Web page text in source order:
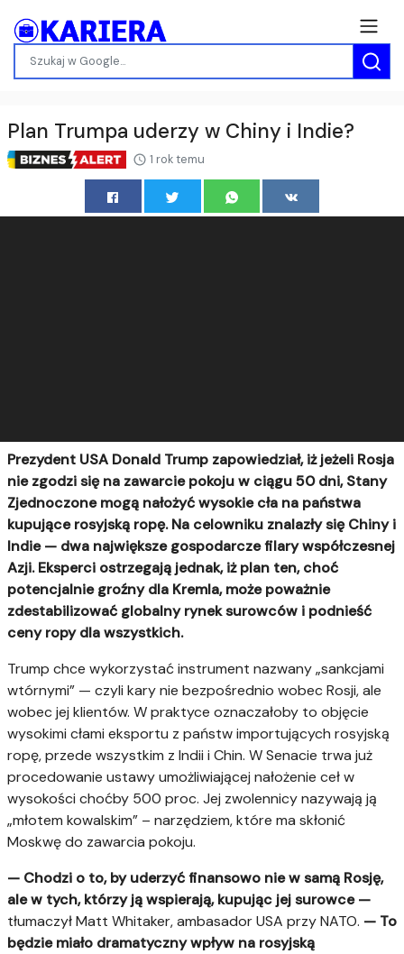
Plan Trumpa uderzy w Chiny i Indie?
1 rok temu
Prezydent USA Donald Trump zapowiedział, iż jeżeli Rosja
nie zgodzi się na zawarcie pokoju w ciągu 50 dni, Stany
Zjednoczone mogą nałożyć wysokie cła na państwa
kupujące rosyjską ropę. Na celowniku znalazły się Chiny i
Indie — dwa największe gospodarcze filary współczesnej
Azji. Eksperci ostrzegają jednak, iż plan ten, choć
potencjalnie groźny dla Kremla, może poważnie
zdestabilizować globalny rynek surowców i podnieść
ceny ropy dla wszystkich.
Trump chce wykorzystać instrument nazwany „sankcjami
wtórnymi” — czyli kary nie bezpośrednio wobec Rosji, ale
wobec jej klientów. W praktyce oznaczałoby to objęcie
wysokimi cłami eksportu z państw importujących rosyjską
ropę, przede wszystkim z Indii i Chin. W Senacie trwa już
procedowanie ustawy umożliwiającej nałożenie ceł w
wysokości choćby 500 proc. Jej zwolennicy nazywają ją
„młotem kowalskim” – narzędziem, które ma skłonić
Moskwę do zawarcia pokoju.
— Chodzi o to, by uderzyć finansowo nie w samą Rosję,
ale w tych, którzy ją wspierają, kupując jej surowce —
tłumaczył Matt Whitaker, ambasador USA przy NATO. — To
będzie miało dramatyczny wpływ na rosyjską